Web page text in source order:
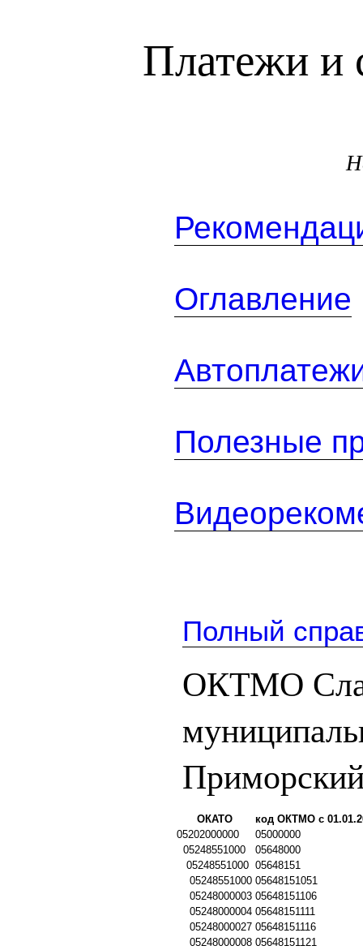
Платежи и
Оглавление
Полезные
Полный
ОКТМО
ОКАТО
код ОКТМО с
05202000000
05000000
05248551000
05648000
05248551000 05648151
05248551000 05648151051
05248000003 05648151106
05248000004 05648151111
05248000027 05648151116
05248000008 05648151121